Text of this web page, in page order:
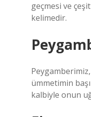
geçmesi ve
kelimedir.
ümmetimin
kalbiyle onun